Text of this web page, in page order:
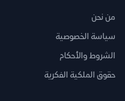
من نحن
سياسة الخصوصية
الشروط والأحكام
حقوق الملكية الفكرية